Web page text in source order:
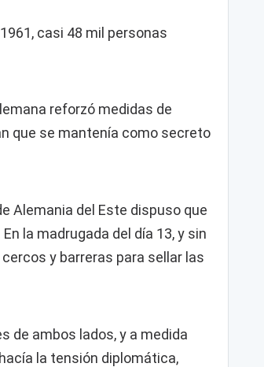
casi 48 mil personas
reforzó medidas de
que se mantenía como secreto
Alemania del Este dispuso que
la madrugada del día 13, y sin
y barreras para sellar las
de ambos lados, y a medida
la tensión diplomática,